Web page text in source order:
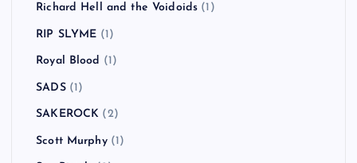
Richard Hell and the Voidoids (1)
RIP SLYME (1)
Royal Blood (1)
SADS(1)
SAKEROCK (2)
Scott Murphy(1)